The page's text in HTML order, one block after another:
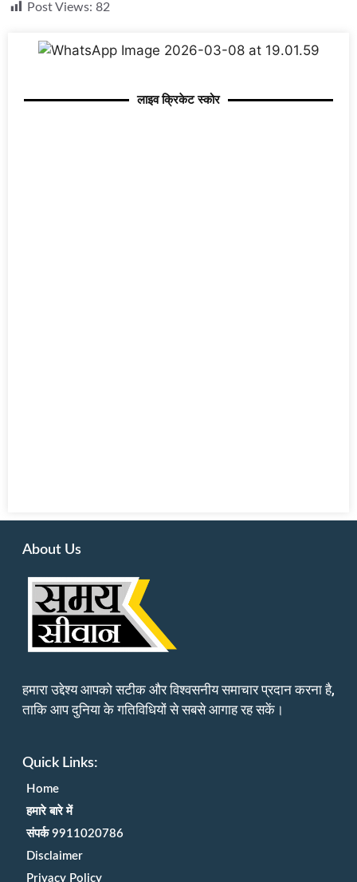
Post Views: 82
लाइव क्रिकेट स्कोर
About Us
हमारा उद्देश्य आपको सटीक और विश्वसनीय समाचार प्रदान करना है,
ताकि आप दुनिया के गतिविधियों से सबसे आगाह रह सकें।
Quick Links:
Home
हमारे बारे में
संपर्क 9911020786
Disclaimer
Privacy Policy